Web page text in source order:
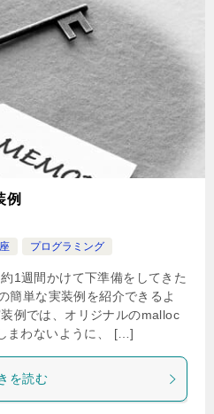
例
プログラミング
1週間かけて下準備をしてきた
簡単な実装例を紹介できるよ
例では、オリジナルのmalloc
まわないように、 […]
を読む